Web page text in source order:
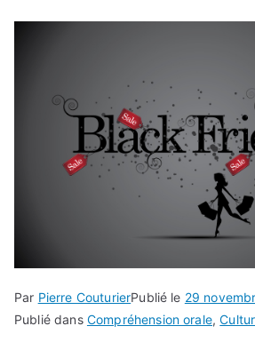
Par Pierre CouturierPublié le 29
Publié dans Compréhension orale,